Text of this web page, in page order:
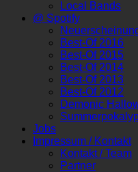
Local Bands
@ Spotify
Best-Of 2016
Best-Of 2015
Best-Of 2014
Best-Of 2013
Best-Of 2012
Demonic
Jobs
Impressum / Kontakt
Kontakt / Team
Partner